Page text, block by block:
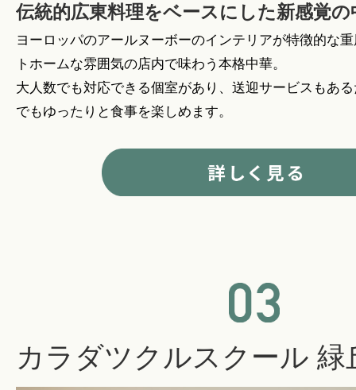
伝統的広東料理をベースにした新感覚の
ヨーロッパのアールヌーボーのインテリアが特徴的な
トホームな雰囲気の店内で味わう本格中華。
大人数でも対応できる個室があり、送迎サービスもあ
でもゆったりと食事を楽しめます。
カラダツクルスクール 緑